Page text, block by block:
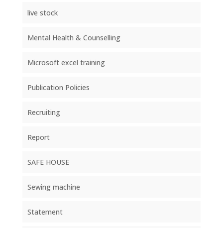
live stock
Mental Health & Counselling
Microsoft excel training
Publication Policies
Recruiting
Report
SAFE HOUSE
Sewing machine
Statement